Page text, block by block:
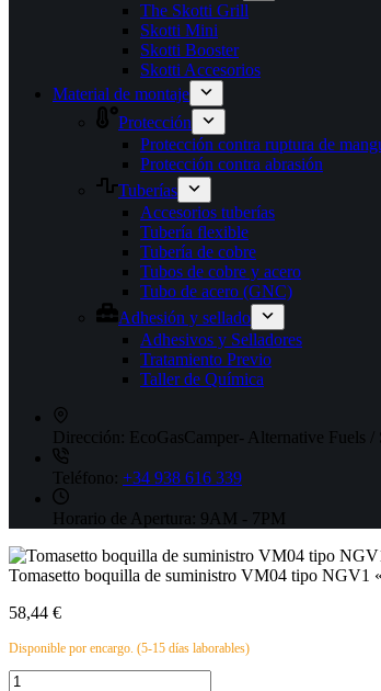
The Skotti Grill
Skotti Mini
Skotti Booster
Skotti Accesorios
Material de montaje
Protección
Protección contra ruptura de
Protección contra abrasión
Tuberías
Accesorios tuberías
Tubería flexible
Tubería de cobre
Tubos de cobre y acero
Tubo de acero (GNC)
Adhesión y sellado
Adhesivos y Selladores
Tratamiento Previo
Taller de Química
Dirección: EcoGasCamper- Alternative
Teléfono: +34 938 616 339
Horario de Apertura: 9AM - 7PM
Tomasetto boquilla de suministro VM04 tipo NGV1
58,44 €
Disponible por encargo. (5-15 días laborables)
Tomasetto